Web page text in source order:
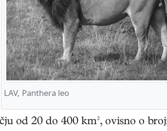
LAV, Panthera leo
od 20 do 400 km², ovisno o